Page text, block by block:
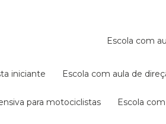
escola com
iniciante escola com aula de
para motociclistas escola